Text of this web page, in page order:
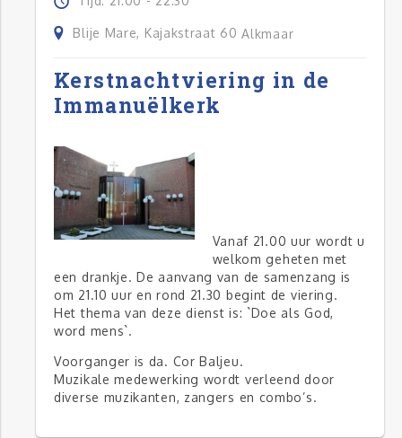
Blije Mare, Kajakstraat 60 Alkmaar
Kerstnachtviering in de
Immanuëlkerk
Vanaf 21.00 uur wordt u
welkom geheten met
een drankje. De aanvang van de samenzang is
om 21.10 uur en rond 21.30 begint de viering.
Het thema van deze dienst is: `Doe als God,
word mens`.
Voorganger is da. Cor Baljeu.
Muzikale medewerking wordt verleend door
diverse muzikanten, zangers en combo’s.